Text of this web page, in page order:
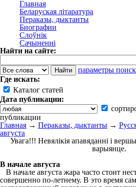
Главная
Беларуская літаратура
Пераказы, дыктанты
Биографии
Слоўнік
Сачыненні
Найти на сайте:
параметры
Где искать:
Каталог статей
Дата публикации:
публикации
Главная → Пераказы, дыктанты →
августа
Увага!!! Невялікія апавяданні і
варыянце.
В начале августа
В начале августа жара часто стоит
совершенно по-летнему. В это время